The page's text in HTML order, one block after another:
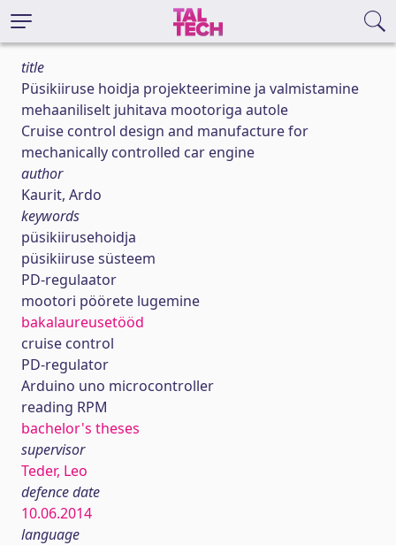
title
Püsikiiruse hoidja projekteerimine ja valmistamine
mehaaniliselt juhitava mootoriga autole
Cruise control design and manufacture for
mechanically controlled car engine
author
Kaurit, Ardo
keywords
püsikiirusehoidja
püsikiiruse süsteem
PD-regulaator
mootori pöörete lugemine
bakalaureusetööd
cruise control
PD-regulator
Arduino uno microcontroller
reading RPM
bachelor's theses
supervisor
Teder, Leo
defence date
10.06.2014
language